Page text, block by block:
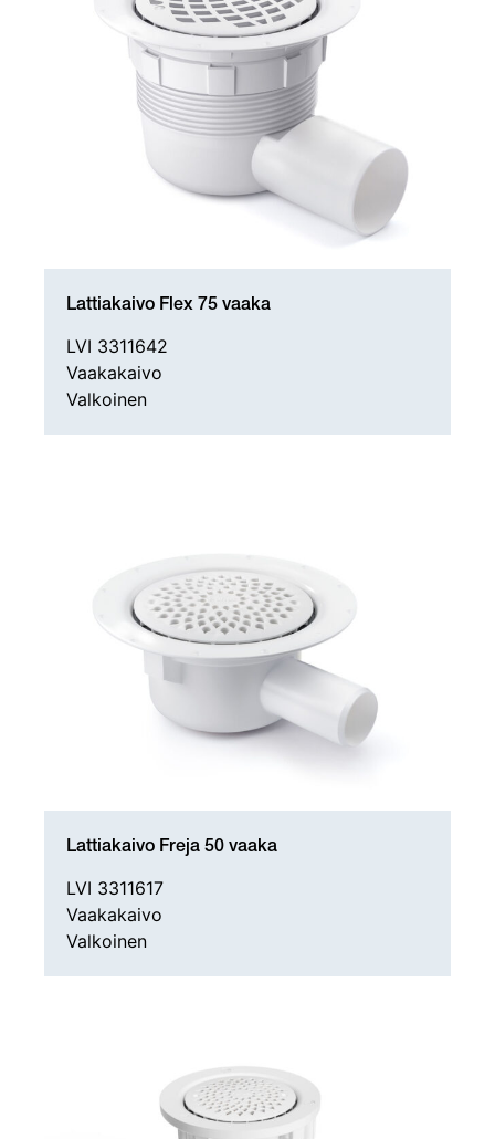
Lattiakaivo Flex 75 vaaka
LVI 3311642
Vaakakaivo
Valkoinen
Lattiakaivo Freja 50 vaaka
LVI 3311617
Vaakakaivo
Valkoinen